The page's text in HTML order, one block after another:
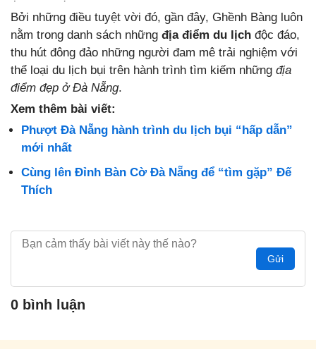
Bởi những điều tuyệt vời đó, gần đây, Ghềnh Bàng luôn
nằm trong danh sách những địa điểm du lịch độc đáo,
thu hút đông đảo những người đam mê trải nghiệm với
thể loại du lịch bụi trên hành trình tìm kiếm những địa
điểm đẹp ở Đà Nẵng.
Xem thêm bài viết:
Phượt Đà Nẵng hành trình du lịch bụi “hấp dẫn”
mới nhất
Cùng lên Đỉnh Bàn Cờ Đà Nẵng để “tìm gặp” Đế
Thích
Gửi
0 bình luận